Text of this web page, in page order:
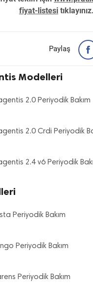
fiyat-listesi
Paylaş
Modelleri
2.0 Periyodik Bakım
2.0 Crdi Periyodik
2.4 v6 Periyodik
Periyodik Bakım
Periyodik Bakım
Periyodik Bakım